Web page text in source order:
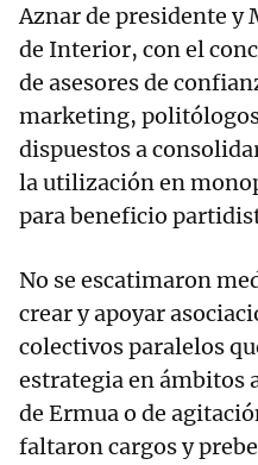
Aznar de presidente y
de Interior, con el
de asesores de
marketing,
dispuestos a
la utilización en
para beneficio
No se escatimaron
crear y apoyar
colectivos paralelos
estrategia en ámbitos
de Ermua o de
faltaron cargos y